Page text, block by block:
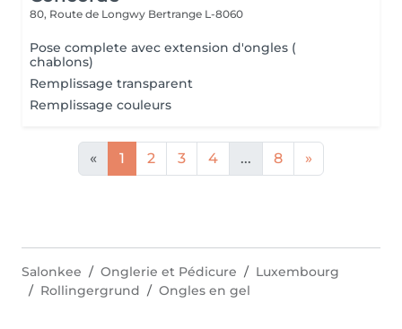
80, Route de Longwy Bertrange L-8060
Pose complete avec extension d'ongles (
chablons)
Remplissage transparent
Remplissage couleurs
« 1 2 3 4 ... 8 »
Salonkee Onglerie et Pédicure
Luxembourg
Rollingergrund
Ongles en gel